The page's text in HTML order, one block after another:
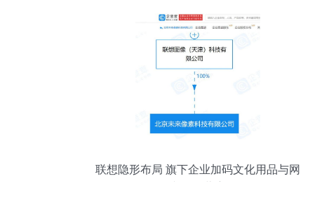
联想隐形布局 旗下企业加码文化用品与网